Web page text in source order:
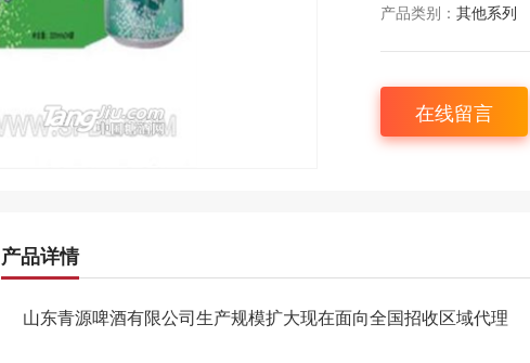
产品类别： 其他系列
在线留言
产品详情
山东青源啤酒有限公司生产规模扩大现在面向全国招收区域代理